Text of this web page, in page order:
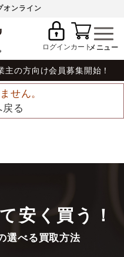
オンライン
ログインカート
の方向け会員募集開始！
せん。
る
安く買う！
選べる買取方法